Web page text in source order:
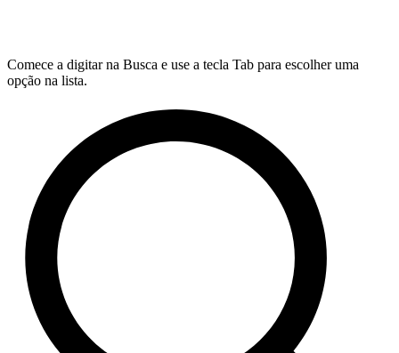
Comece a digitar na Busca e use a tecla Tab para escolher uma
opção na lista.